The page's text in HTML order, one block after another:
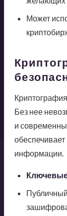
Может
Без нее
и
информации.